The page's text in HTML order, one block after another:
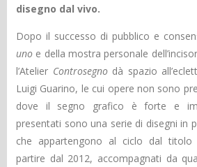
disegno dal vivo.
Dopo il successo di pubblico e
uno e della mostra personale
l’Atelier Controsegno dà spazio
Luigi Guarino, le cui opere non sono
dove il segno grafico è forte e
presentati sono una serie di disegni in
che appartengono al ciclo dal titolo
partire dal 2012, accompagnati da